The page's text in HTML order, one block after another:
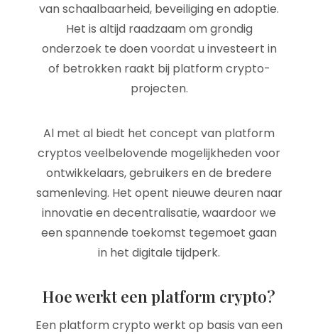
van schaalbaarheid, beveiliging en adoptie.
Het is altijd raadzaam om grondig
onderzoek te doen voordat u investeert in
of betrokken raakt bij platform crypto-
projecten.
Al met al biedt het concept van platform
cryptos veelbelovende mogelijkheden voor
ontwikkelaars, gebruikers en de bredere
samenleving. Het opent nieuwe deuren naar
innovatie en decentralisatie, waardoor we
een spannende toekomst tegemoet gaan
in het digitale tijdperk.
Hoe werkt een platform crypto?
Een platform crypto werkt op basis van een